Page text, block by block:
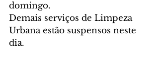
domingo.
Demais serviços de Limpeza
Urbana estão suspensos neste
dia.